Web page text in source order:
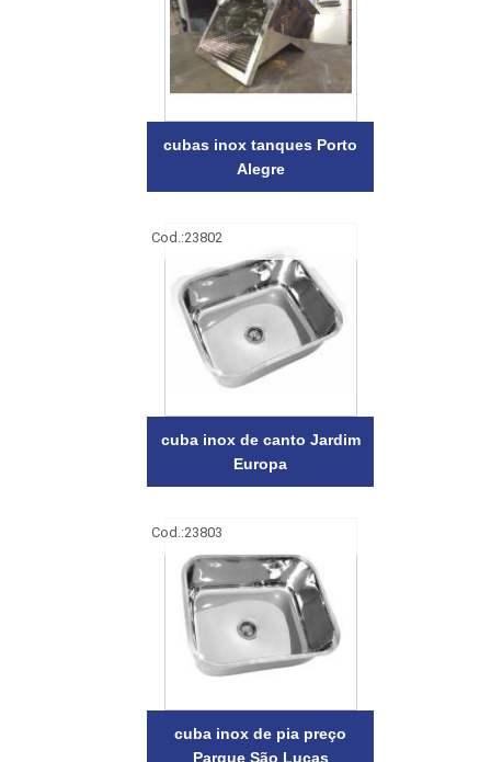
cubas inox tanques Porto
Alegre
Cod.:23802
cuba inox de canto Jardim
Europa
Cod.:23803
cuba inox de pia preço
Parque São Lucas